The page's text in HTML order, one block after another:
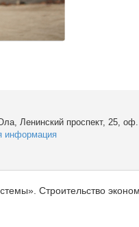
Ленинский проспект, 25,
информация
Строительство